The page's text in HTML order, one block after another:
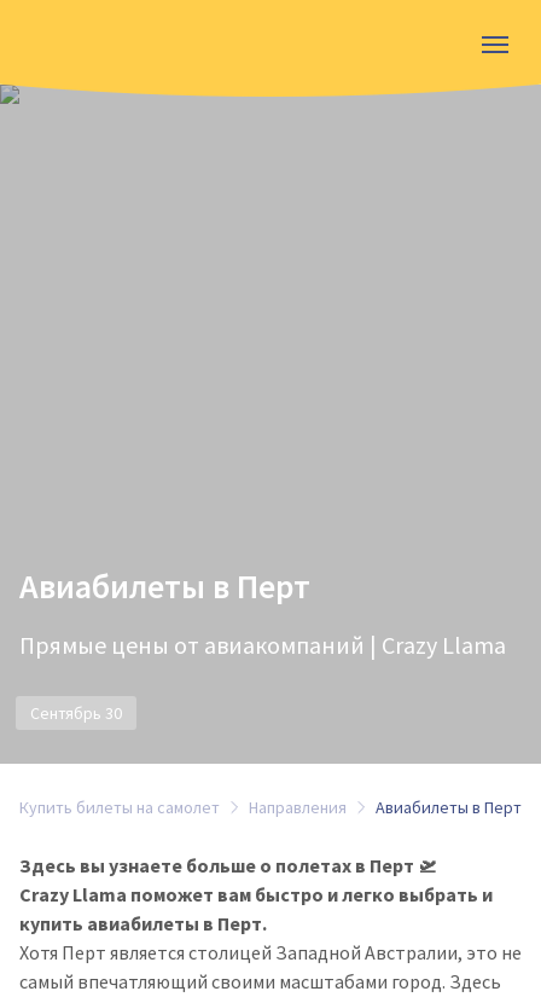
Авиабилеты в Перт
Прямые цены от авиакомпаний | Crazy Llama
Сентябрь 30
Купить билеты на самолет Направления Авиабилеты в Перт
Здесь вы узнаете больше о полетах в Перт 🛫
Crazy Llama поможет вам быстро и легко выбрать и
купить авиабилеты в Перт.
Хотя Перт является столицей Западной Австралии, это не
самый впечатляющий своими масштабами город. Здесь